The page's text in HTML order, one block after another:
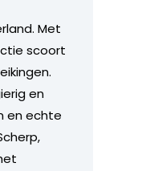
Met
scoort
en
en echte